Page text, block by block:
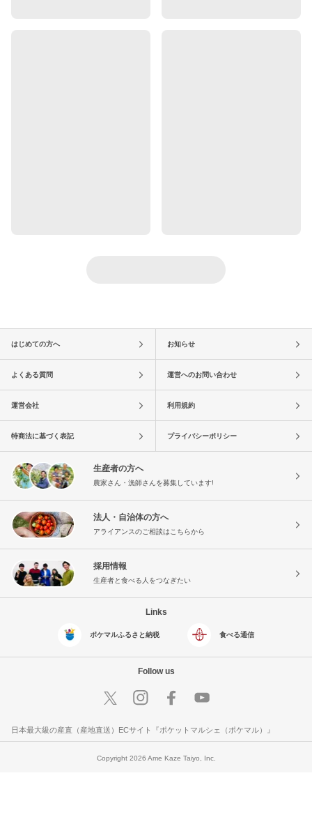
はじめての方へ お知らせ
よくある質問 運営へのお問い合わせ
運営会社 利用規約
特商法に基づく表記 プライバシーポリシー
生産者の方へ
農家さん・漁師さんを募集しています!
法人・自治体の方へ
アライアンスのご相談はこちらから
採用情報
生産者と食べる人をつなぎたい
Links
ポケマルふるさと納税 食べる通信
Follow us
日本最大級の産直（産地直送）ECサイト『ポケットマルシェ（ポケマル）』
Copyright 2026 Ame Kaze Taiyo, Inc.